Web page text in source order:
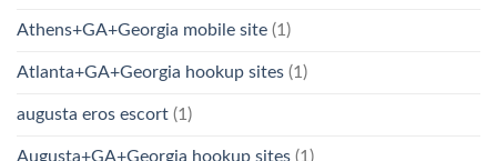
Athens+GA+Georgia mobile site (1)
Atlanta+GA+Georgia hookup sites (1)
augusta eros escort (1)
Augusta+GA+Georgia hookup sites (1)